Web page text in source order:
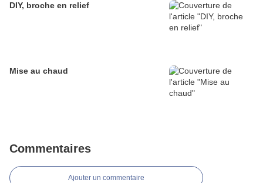
DIY, broche en relief
Mise au chaud
Commentaires
Ajouter un commentaire